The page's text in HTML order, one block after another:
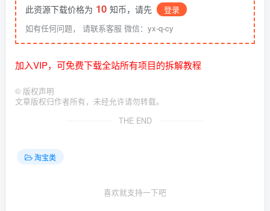
此资源下载价格为 10 知币，请先
登录
如有任何问题， 请联系客服 微信：yx-q-cy
加入VIP，可免费下载全站所有项目的拆解教程
© 版权声明
文章版权归作者所有，未经允许请勿转载。
THE END
淘宝类
喜欢就支持一下吧